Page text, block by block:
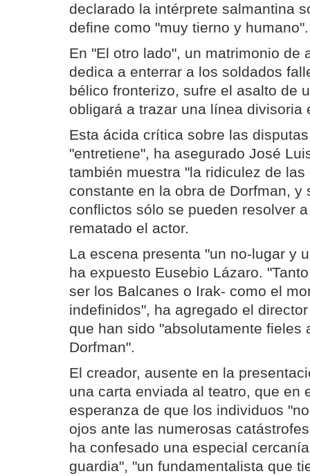
declarado la intérprete salmantina
define como "muy tierno y humano".
En "El otro lado", un matrimonio de
dedica a enterrar a los soldados
bélico fronterizo, sufre el asalto de
obligará a trazar una línea divisoria
Esta ácida crítica sobre las
"entretiene", ha asegurado José
también muestra "la ridiculez de las
constante en la obra de Dorfman, y
conflictos sólo se pueden resolver
rematado el actor.
La escena presenta "un no-lugar y
ha expuesto Eusebio Lázaro.
ser los Balcanes o Irak- como el
indefinidos", ha agregado el
que han sido "absolutamente fieles
Dorfman".
El creador, ausente en la
una carta enviada al teatro, que en
esperanza de que los individuos
ojos ante las numerosas
ha confesado una especial
guardia", "un fundamentalista que